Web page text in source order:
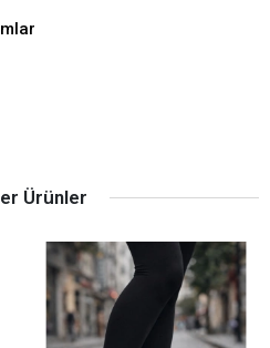
Ürünler